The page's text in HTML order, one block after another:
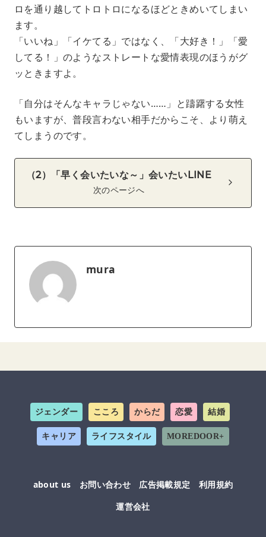
ロを通り越してトロトロになるほどときめいてしまい
ます。
「いいね」「イケてる」ではなく、「大好き！」「愛
してる！」のようなストレートな愛情表現のほうがグ
ッときますよ。
「自分はそんなキャラじゃない……」と躊躇する女性
もいますが、普段言わない相手だからこそ、より萌え
てしまうのです。
（2）「早く会いたいな～」会いたいLINE
次のページへ
mura
ジェンダー こころ からだ 恋愛 結婚
キャリア ライフスタイル MOREDOOR+
about us お問い合わせ 広告掲載規定
利用規約
運営会社